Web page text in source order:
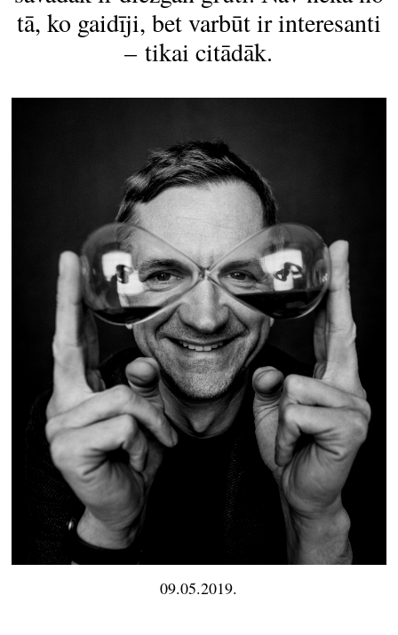
tā, ko gaidīji, bet varbūt ir interesanti
– tikai citādāk.
09.05.2019.